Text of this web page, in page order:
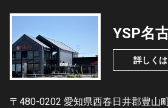
YSP名
詳しく
〒480-0202 愛知県西春日井郡豊山